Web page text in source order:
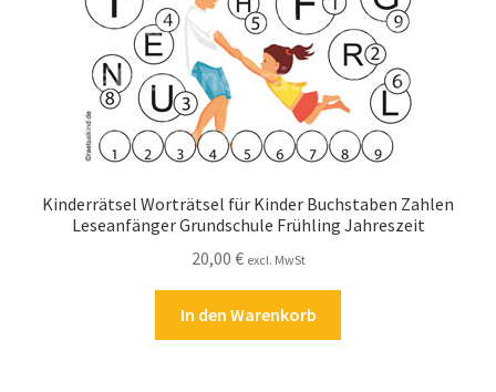
Kinderrätsel Worträtsel für Kinder Buchstaben Zahlen
Leseanfänger Grundschule Frühling Jahreszeit
20,00 € excl. MwSt
In den Warenkorb